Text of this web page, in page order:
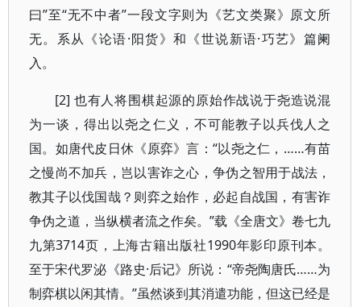
曰”至“无不中者”一段文字则为《艺文类聚》原文所
无。系从《论语·阳货》和《世说新语·巧艺》篇阑
入。
[2] 也有人将围棋起源的原始作战说于尧造说混
为一谈，得出以尧之仁义，不可能教子以兵伐人之
国。如唐代皮日休《原弈》言：“以尧之仁，……有苗
之慢尚不加兵，岂以害诈之心，争伪之智用于战法，
教其子以伐国哉？则弈之始作，必起自战国，有害诈
争伪之道，当纵横者流之作矣。”载《全唐文》卷七九
九第3714页，上海古籍出版社1990年影印原刊本。
至于宋代罗泌《路史·后记》所说：“帝尧陶唐氏……为
制弈棋以闲其情。”虽然谈到其消遣功能，但这已经是